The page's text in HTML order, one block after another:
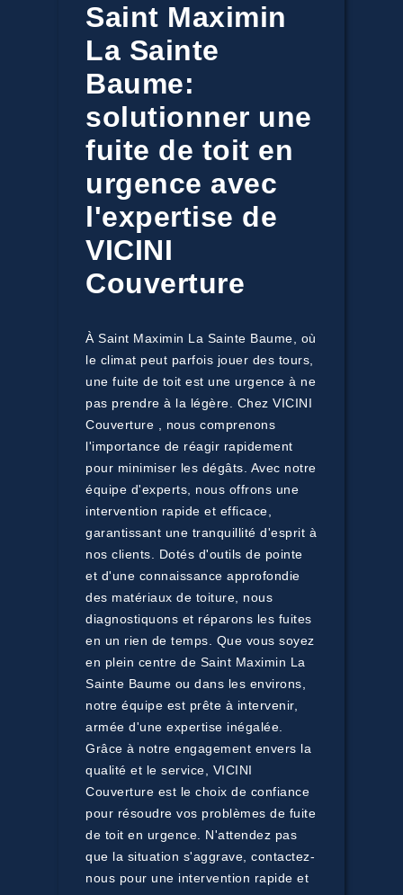
Saint Maximin
La Sainte
Baume:
solutionner une
fuite de toit en
urgence avec
l'expertise de
VICINI
Couverture
À Saint Maximin La Sainte Baume, où
le climat peut parfois jouer des tours,
une fuite de toit est une urgence à ne
pas prendre à la légère. Chez VICINI
Couverture , nous comprenons
l'importance de réagir rapidement
pour minimiser les dégâts. Avec notre
équipe d'experts, nous offrons une
intervention rapide et efficace,
garantissant une tranquillité d'esprit à
nos clients. Dotés d'outils de pointe
et d'une connaissance approfondie
des matériaux de toiture, nous
diagnostiquons et réparons les fuites
en un rien de temps. Que vous soyez
en plein centre de Saint Maximin La
Sainte Baume ou dans les environs,
notre équipe est prête à intervenir,
armée d'une expertise inégalée.
Grâce à notre engagement envers la
qualité et le service, VICINI
Couverture est le choix de confiance
pour résoudre vos problèmes de fuite
de toit en urgence. N'attendez pas
que la situation s'aggrave, contactez-
nous pour une intervention rapide et